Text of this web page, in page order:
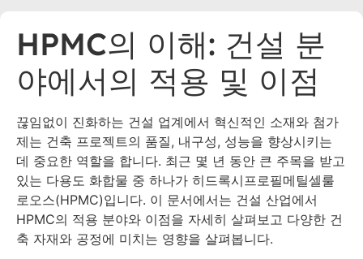
HPMC의 이해: 건설 분
야에서의 적용 및 이점
끊임없이 진화하는 건설 업계에서 혁신적인 소재와 첨가
제는 건축 프로젝트의 품질, 내구성, 성능을 향상시키는
데 중요한 역할을 합니다. 최근 몇 년 동안 큰 주목을 받고
있는 다용도 화합물 중 하나가 히드록시프로필메틸셀룰
로오스(HPMC)입니다. 이 문서에서는 건설 산업에서
HPMC의 적용 분야와 이점을 자세히 살펴보고 다양한 건
축 자재와 공정에 미치는 영향을 살펴봅니다.